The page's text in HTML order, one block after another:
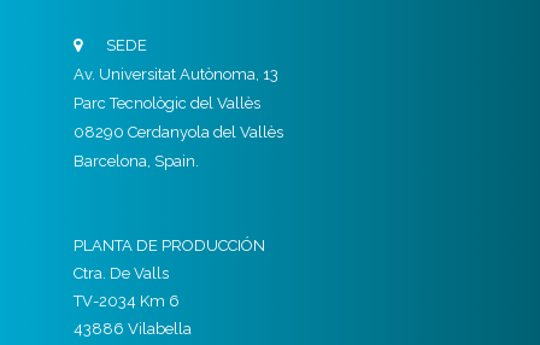
SEDE
Av. Universitat Autònoma, 13
Parc Tecnològic del Vallès
08290 Cerdanyola del Vallès
Barcelona, Spain.
PLANTA DE PRODUCCIÓN
Ctra. De Valls
TV-2034 Km 6
43886 Vilabella